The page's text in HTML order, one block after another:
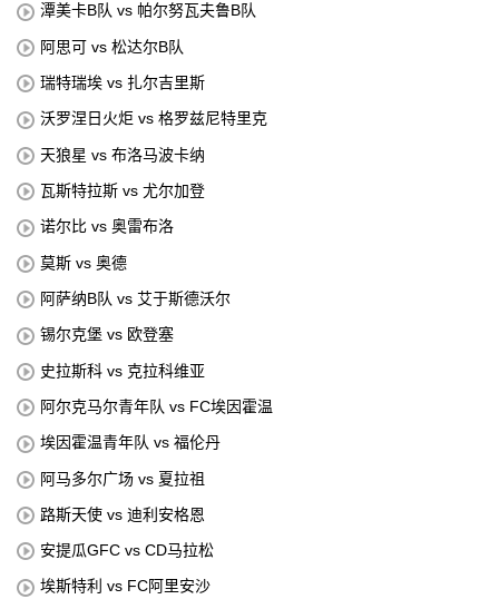
潭美卡B队 vs 帕尔努瓦夫鲁B队
阿思可 vs 松达尔B队
瑞特瑞埃 vs 扎尔吉里斯
沃罗涅日火炬 vs 格罗兹尼特里克
天狼星 vs 布洛马波卡纳
瓦斯特拉斯 vs 尤尔加登
诺尔比 vs 奥雷布洛
莫斯 vs 奥德
阿萨纳B队 vs 艾于斯德沃尔
锡尔克堡 vs 欧登塞
史拉斯科 vs 克拉科维亚
阿尔克马尔青年队 vs FC埃因霍温
埃因霍温青年队 vs 福伦丹
阿马多尔广场 vs 夏拉祖
路斯天使 vs 迪利安格恩
安提瓜GFC vs CD马拉松
埃斯特利 vs FC阿里安沙